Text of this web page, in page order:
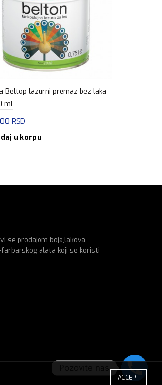
Beltop lazurni premaz bez laka
ml
RSD
u korpu
se prodajom boja,lakova,
alata koji se koristi
ACCEPT